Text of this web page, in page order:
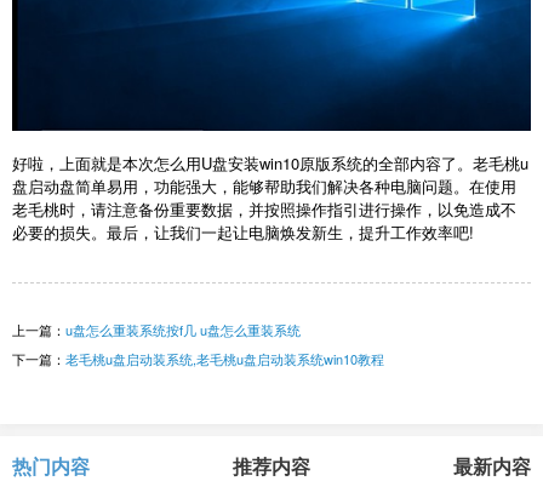
好啦，上面就是本次怎么用U盘安装win10原版系统的全部内容了。老毛桃u
盘启动盘简单易用，功能强大，能够帮助我们解决各种电脑问题。在使用
老毛桃时，请注意备份重要数据，并按照操作指引进行操作，以免造成不
必要的损失。最后，让我们一起让电脑焕发新生，提升工作效率吧!
上一篇： u盘怎么重装系统按f几 u盘怎么重装系统
下一篇： 老毛桃u盘启动装系统,老毛桃u盘启动装系统win10教程
热门内容 推荐内容 最新内容